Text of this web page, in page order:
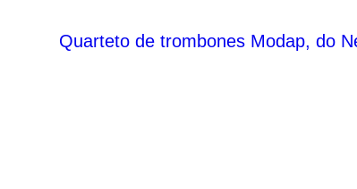
Quarteto de trombones Modap, do